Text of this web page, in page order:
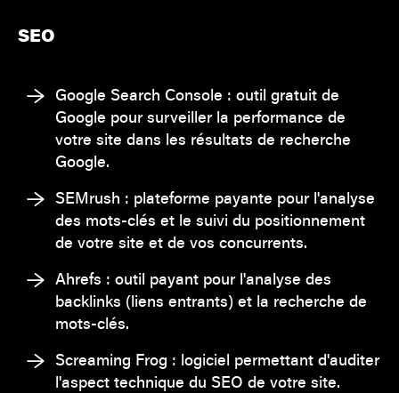
SEO
Google Search Console : outil gratuit de
Google pour surveiller la performance de
votre site dans les résultats de recherche
Google.
SEMrush : plateforme payante pour l'analyse
des mots-clés et le suivi du positionnement
de votre site et de vos concurrents.
Ahrefs : outil payant pour l'analyse des
backlinks (liens entrants) et la recherche de
mots-clés.
Screaming Frog : logiciel permettant d'auditer
l'aspect technique du SEO de votre site.